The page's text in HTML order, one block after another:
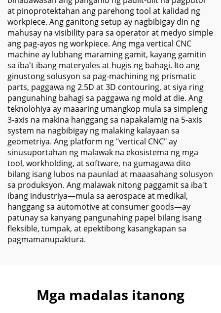
at pinoprotektahan ang parehong tool at kalidad ng
workpiece. Ang ganitong setup ay nagbibigay din ng
mahusay na visibility para sa operator at medyo simple
ang pag-ayos ng workpiece. Ang mga vertical CNC
machine ay lubhang maraming gamit, kayang gamitin
sa iba't ibang materyales at hugis ng bahagi. Ito ang
ginustong solusyon sa pag-machining ng prismatic
parts, paggawa ng 2.5D at 3D contouring, at siya ring
pangunahing bahagi sa paggawa ng mold at die. Ang
teknolohiya ay maaaring umangkop mula sa simpleng
3-axis na makina hanggang sa napakalamig na 5-axis
system na nagbibigay ng malaking kalayaan sa
geometriya. Ang platform ng "vertical CNC" ay
sinusuportahan ng malawak na ekosistema ng mga
tool, workholding, at software, na gumagawa dito
bilang isang lubos na paunlad at maaasahang solusyon
sa produksyon. Ang malawak nitong paggamit sa iba't
ibang industriya—mula sa aerospace at medikal,
hanggang sa automotive at consumer goods—ay
patunay sa kanyang pangunahing papel bilang isang
fleksible, tumpak, at epektibong kasangkapan sa
pagmamanupaktura.
Mga madalas itanong